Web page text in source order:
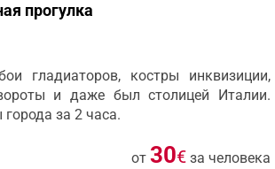
прогулка
гладиаторов, костры инквизиции,
и даже был столицей Италии.
за 2 часа.
от 30€ за человека